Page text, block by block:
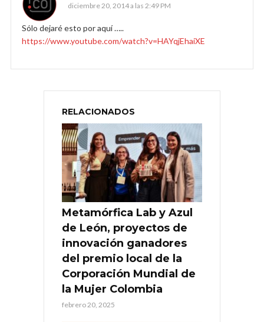
diciembre 20, 2014 a las 2:49 PM
Sólo dejaré esto por aquí …..
https://www.youtube.com/watch?v=HAYqjEhaiXE
RELACIONADOS
Metamórfica Lab y Azul
de León, proyectos de
innovación ganadores
del premio local de la
Corporación Mundial de
la Mujer Colombia
febrero 20, 2025